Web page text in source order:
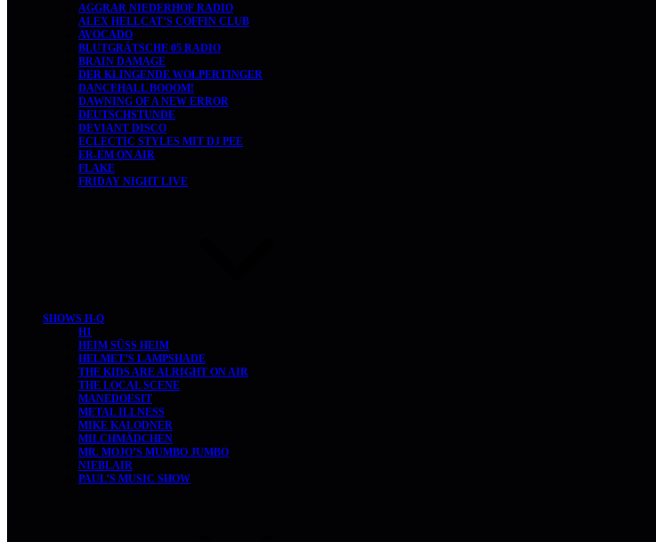
AGGRAR NIEDERHOF RADIO
ALEX HELLCAT’S COFFIN CLUB
AVOCADO
BLUTGRÄTSCHE 05 RADIO
BRAIN DAMAGE
DER KLINGENDE WOLPERTINGER
DANCEHALL BOOOM!
DAWNING OF A NEW ERROR
DEUTSCHSTUNDE
DEVIANT DISCO
ECLECTIC STYLES MIT DJ PEE
ER-EM ON AIR
FLAKE
FRIDAY NIGHT LIVE
SHOWS H-Q
H1
HEIM SÜSS HEIM
HELMET’S LAMPSHADE
THE KIDS ARE ALRIGHT ON AIR
THE LOCAL SCENE
MANEDOESIT
METAL ILLNESS
MIKE KALODNER
MILCHMÄDCHEN
MR. MOJO’S MUMBO JUMBO
NIEBLAIR
PAUL’S MUSIC SHOW